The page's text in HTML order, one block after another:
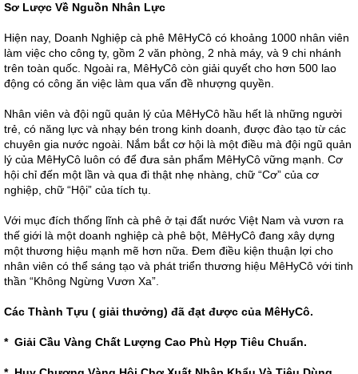
Sơ Lược Về Nguồn Nhân Lực
Hiện nay, Doanh Nghiệp cà phê MêHyCô có khoảng 1000 nhân viên
làm việc cho công ty, gồm 2 văn phòng, 2 nhà máy, và 9 chi nhánh
trên toàn quốc. Ngoài ra, MêHyCô còn giải quyết cho hơn 500 lao
động có công ăn việc làm qua vấn đề nhượng quyền.
Nhân viên và đội ngũ quản lý của MêHyCô hầu hết là những người
trẻ, có năng lực và nhạy bén trong kinh doanh, được đào tạo từ các
chuyên gia nước ngoài. Nắm bắt cơ hội là một điều mà đội ngũ quản
lý của MêHyCô luôn có để đưa sản phẩm MêHyCô vững mạnh. Cơ
hội chỉ đến một lần và qua đi thật nhẹ nhàng, chữ “Cơ” của cơ
nghiệp, chữ “Hội” của tích tụ.
Với mục đích thống lĩnh cà phê ở tại đất nước Việt Nam và vươn ra
thế giới là một doanh nghiệp cà phê bột, MêHyCô đang xây dựng
một thương hiệu mạnh mẽ hơn nữa. Đem điều kiện thuận lợi cho
nhân viên có thể sáng tạo và phát triển thương hiệu MêHyCô với tinh
thần “Không Ngừng Vươn Xa”.
Các Thành Tựu ( giải thưởng) đã đạt được của MêHyCô.
* Giải Cầu Vàng Chất Lượng Cao Phù Hợp Tiêu Chuẩn.